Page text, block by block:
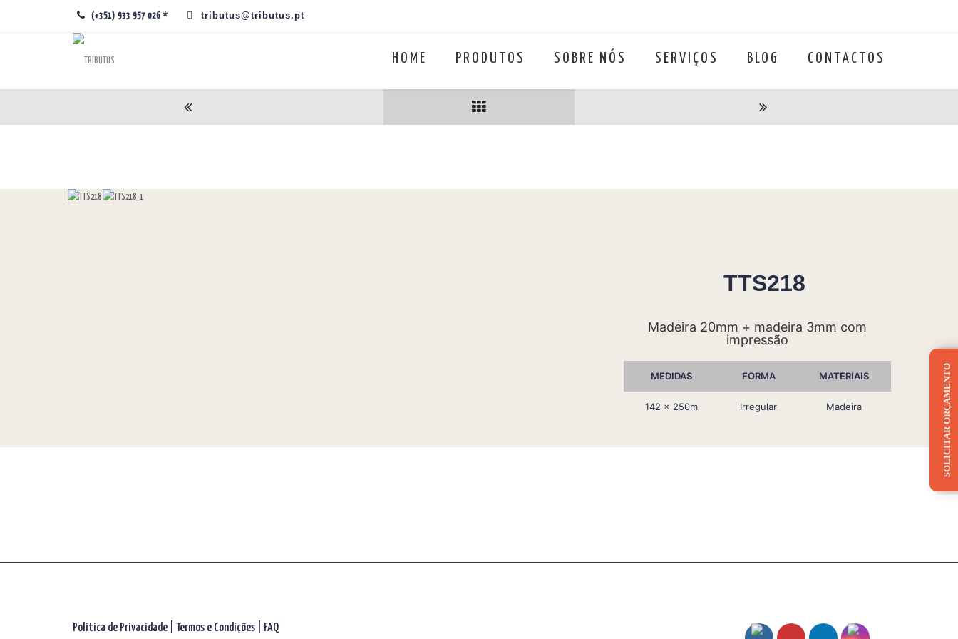
(+351) 933 957 026 * tributus@tributus.pt
HOME PRODUTOS SOBRE NÓS SERVIÇOS BLOG CONTACTOS
TTS218
Madeira 20mm + madeira 3mm com
impressão
MEDIDAS FORMA MATERIAIS
142 x 250m Irregular Madeira
Politica de Privacidade Termos e Condições FAQ
SOLICITAR ORÇAMENTO